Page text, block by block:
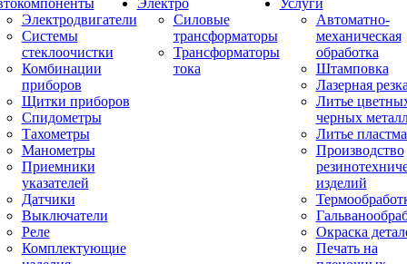
Электродвигатели
Системы
стеклоочистки
Комбинации
приборов
Щитки приборов
Спидометры
Тахометры
Манометры
Приемники
указателей
Датчики
Выключатели
Реле
Комплектующие
Силовые
трансформаторы
Трансформаторы
тока
Автоматно-
механическая
обработка
Штамповка
Лазерная
Литье
черных
Литье
Производство
изделий
Окраска
Печать на